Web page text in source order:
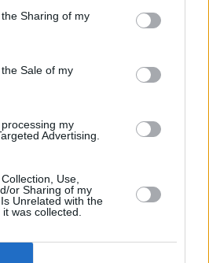
usted tiene el derecho de
Sus preferencias se aplicarán
de nuevo en este sitio web o
de privacidad.
Sharing of my
Sale of my
my
Advertising.
Use,
or Sharing of my
Unrelated with the
was collected.